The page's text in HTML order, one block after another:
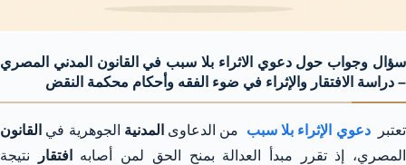
سؤال وجواب حول دعوي الاثراء بلا سبب في القانون المدني المصري
– دراسة الافتقار والإثراء في ضوء الفقه وأحكام محكمة النقض
تعتبردعوي الإثراء بلا سبب من الدعاوى المدنية الجوهرية في القانون
المصري، إذ تقرر مبدأ العدالة بمنح الحق لمن أصابه
افتقار
نتيجة